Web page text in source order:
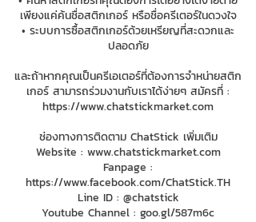
เพียงแค่ค้นชื่อสติกเกอร์ หรือชื่อครีเตอร์ในดวงใจ
• ระบบการซื้อสติกเกอร์ด้วยเหรียญที่สะดวกและ
ปลอดภัย
และถ้าหากคุณเป็นครีเอเตอร์ที่ต้องการจำหน่ายสติก
เกอร์ สามารถร่วมงานกับเราได้ง่ายๆ สมัครที่ :
https://www.chatstickmarket.com
ช่องทางการติดตาม ChatStick เพิ่มเติม
Website : www.chatstickmarket.com
Fanpage :
https://www.facebook.com/ChatStick.TH
Line ID : @chatstick
Youtube Channel : goo.gl/587m6c